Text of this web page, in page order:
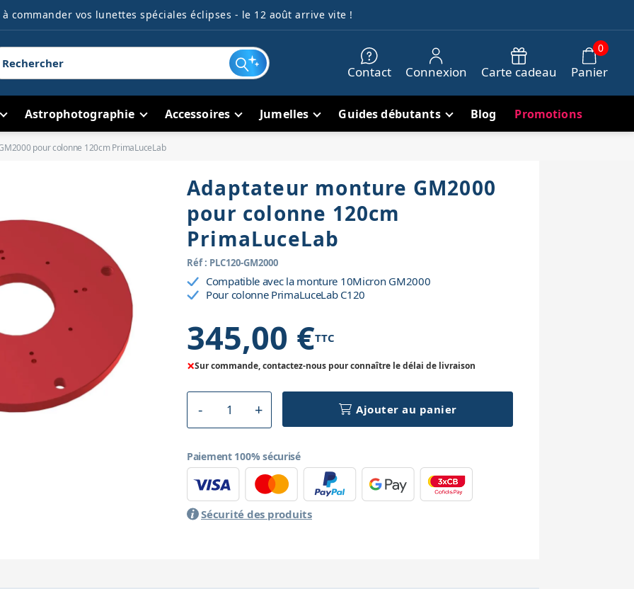
à commander vos lunettes spéciales éclipses - le 12 août arrive vite !
Contact Connexion Carte cadeau Panier
0
Astrophotographie Accessoires Jumelles Guides débutants Blog Promotions
pour colonne 120cm PrimaLuceLab
Adaptateur monture GM2000
pour colonne 120cm
PrimaLuceLab
Réf : PLC120-GM2000
Compatible avec la monture 10Micron GM2000
Pour colonne PrimaLuceLab C120
345,00 €TTC
×Sur commande, contactez-nous pour connaître le délai de livraison
Ajouter au panier
Paiement 100% sécurisé
Sécurité des produits